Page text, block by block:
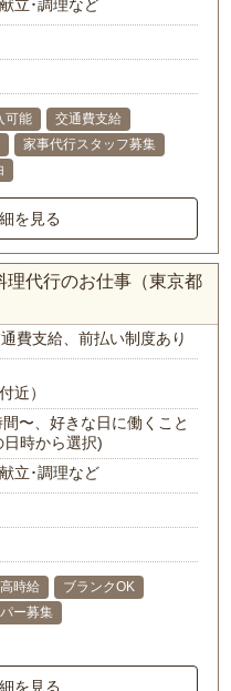
立･調理など
可能
交通費支給
家事代行スタッフ募集
を見る
理代行のお仕事（東京都
通費支給、前払い制度あり
近）
〜、好きな日に働くこと
時から選択)
立･調理など
高時給
ブランクOK
ー募集
を見る